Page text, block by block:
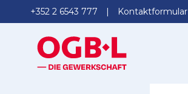
+352 2 6543 777 Kontaktformular